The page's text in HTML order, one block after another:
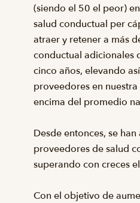
(siendo el 50 el peor)
salud conductual per
atraer y retener a más
conductual adicionales
cinco años, elevando
proveedores en
encima del promedio
Desde entonces, se
proveedores de salud
superando con creces
Con el objetivo de